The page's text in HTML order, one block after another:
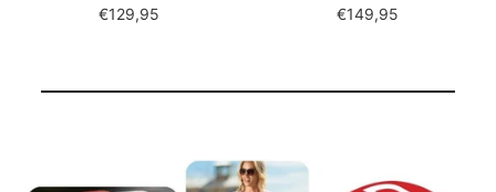
Reguliere prijs
€129,95
Reguliere prijs
€149,95